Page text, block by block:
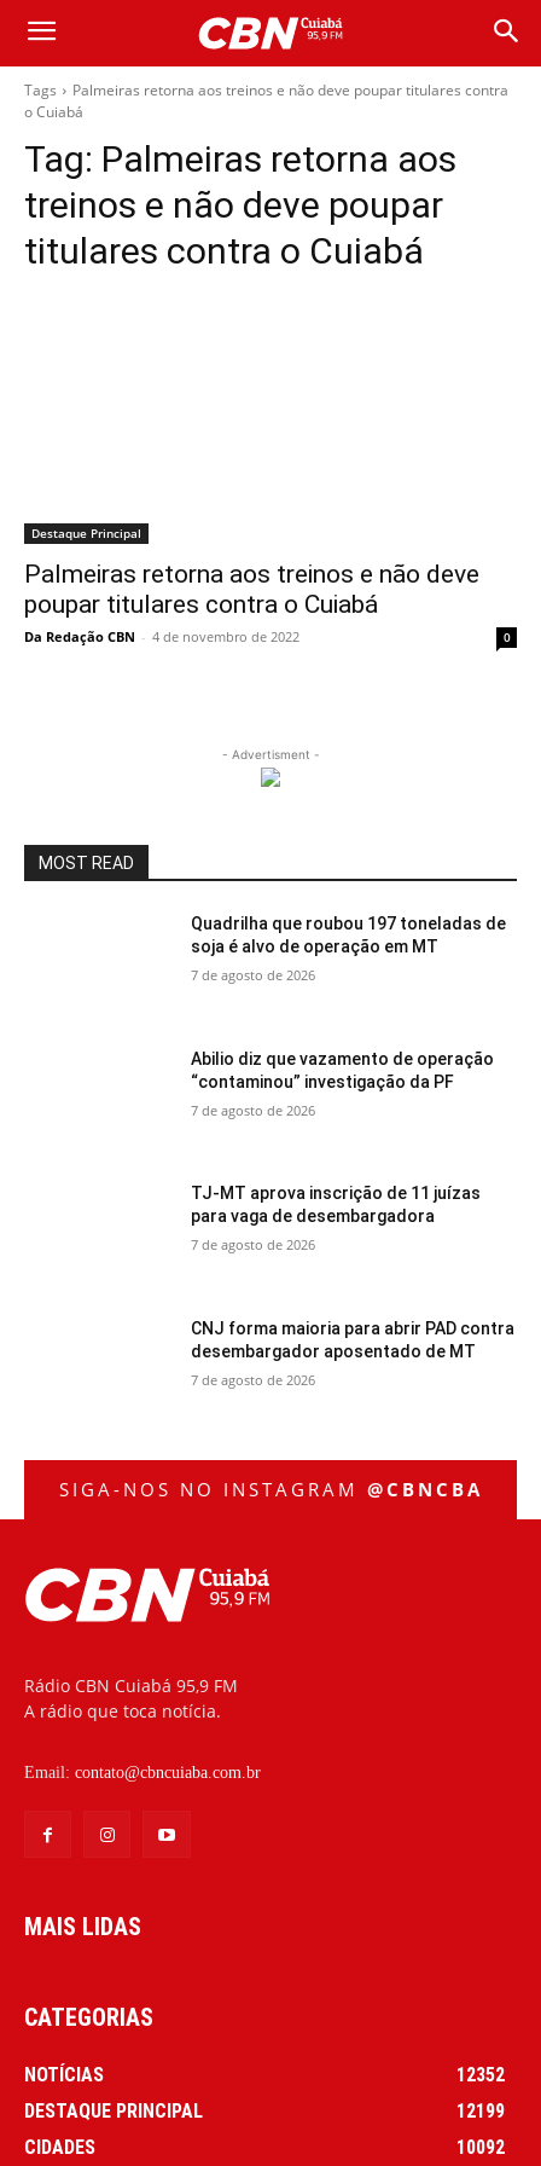
Tags
Palmeiras retorna aos treinos e não deve poupar titulares contra
o Cuiabá
Tag: Palmeiras retorna aos
treinos e não deve poupar
titulares contra o Cuiabá
Destaque Principal
Palmeiras retorna aos treinos e não deve
poupar titulares contra o Cuiabá
Da Redação CBN - 4 de novembro de 2022 0
- Advertisment -
MOST READ
Quadrilha que roubou 197 toneladas de
soja é alvo de operação em MT
7 de agosto de 2026
Abilio diz que vazamento de operação
“contaminou” investigação da PF
7 de agosto de 2026
TJ-MT aprova inscrição de 11 juízas
para vaga de desembargadora
7 de agosto de 2026
CNJ forma maioria para abrir PAD contra
desembargador aposentado de MT
7 de agosto de 2026
SIGA-NOS NO INSTAGRAM @CBNCBA
Rádio CBN Cuiabá 95,9 FM
A rádio que toca notícia.
Email: contato@cbncuiaba.com.br
MAIS LIDAS
CATEGORIAS
NOTÍCIAS
12352
DESTAQUE PRINCIPAL
12199
CIDADES
10092